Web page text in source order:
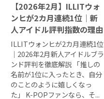
【2026年2月】ILLITウォ
ンヒが2カ月連続1位｜新
人アイドル評判指数の理由
ILLITウォンヒが2カ月連続1位
｜2026年2月新人アイドルブラ
ンド評判を徹底解説 「推しの
名前が1位に入ったとき、自分
のことのように嬉しくなっ
た」 K-POPファンなら、そ...